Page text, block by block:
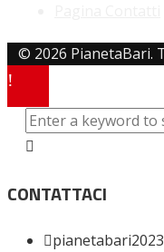
© 2026 PianetaBari.
CONTATTACI